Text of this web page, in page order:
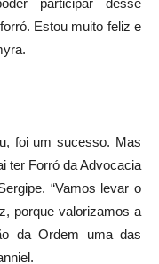
participar desse
Estou muito feliz e
foi um sucesso. Mas
ter Forró da Advocacia
“Vamos levar o
porque valorizamos a
da Ordem uma das